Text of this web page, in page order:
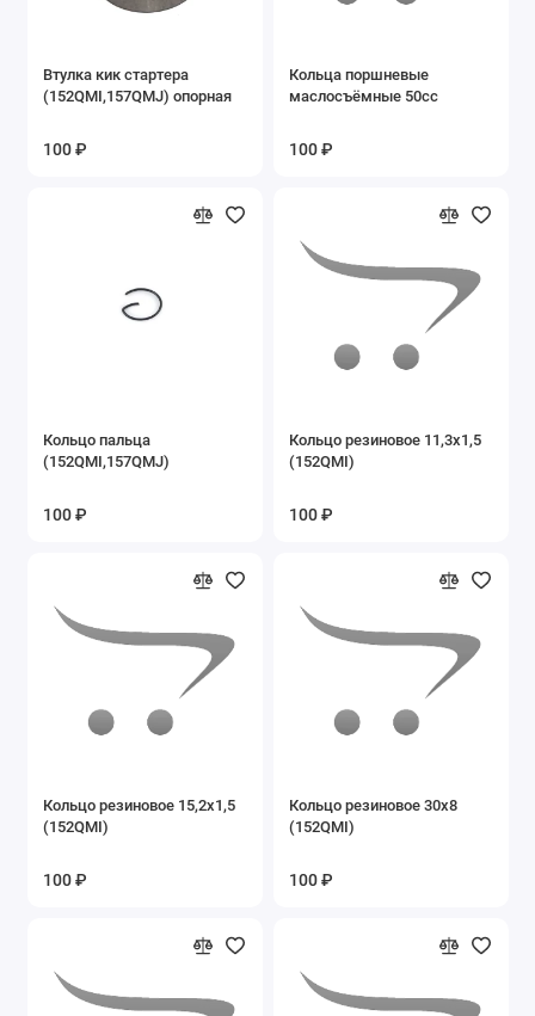
Запасные части на беговелы
Запасные части на бензовелосипеды
Запасные части на велосипеды
Запасные части на двигатель 2V49FMM
Запасные части на квадроциклы
Запасные части на миниквадроцикл
KXD701A,708А,008А
Запасные части на мотоцикл YX250GY-C5C
Запасные части на мотоциклы Lifan
Запасные части на Пегас
Запасные части на разные мопеды
Запасные части на разные мотоциклы
Запасные части на снегоскутер LMSS-2014
49cc
Втулка кик стартера
(152QMI,157QMJ) опорная
100 ₽
Кольца поршневые
маслосъёмные 50cc
100 ₽
Кольцо пальца
(152QMI,157QMJ)
100 ₽
Кольцо резиновое 11,3х1,5
(152QMI)
100 ₽
Кольцо резиновое 15,2х1,5
(152QMI)
100 ₽
Кольцо резиновое 30х8
(152QMI)
100 ₽